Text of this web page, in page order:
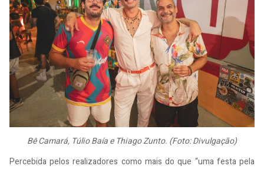
Bê Camará, Túlio Baía e Thiago Zunto. (Foto: Divulgação)
Percebida pelos realizadores como mais do que “uma festa pela